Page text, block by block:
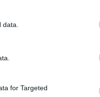
for Targeted
που
τρία μέρη, πρότζεκτ
του 21ου
τι μπορούν να